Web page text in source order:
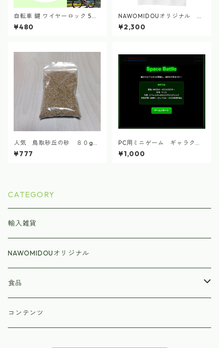
自転車 鍵 ワイヤーロック 5桁
ダイヤル 盗難防止 防犯 ブラッ
ク ナンバー
¥480
NAWOMIDOUオリジナル シ
ィカちゃん 短歌Tシャツ 2
024.9
¥2,300
人気 鳥取砂丘の砂 ８０g
自然採集
¥777
PC用ミニゲーム ギャラクテ
ィック ターレット
¥1,000
CATEGORY
輸入雑貨
NAWOMIDOUオリジナル
食品
ラーメン
コンテンツ